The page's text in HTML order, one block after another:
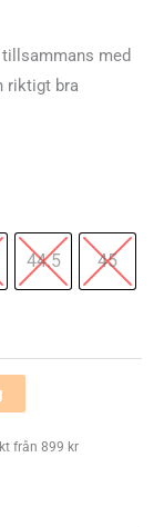
med
riktigt bra
44.5 45
från 899 kr